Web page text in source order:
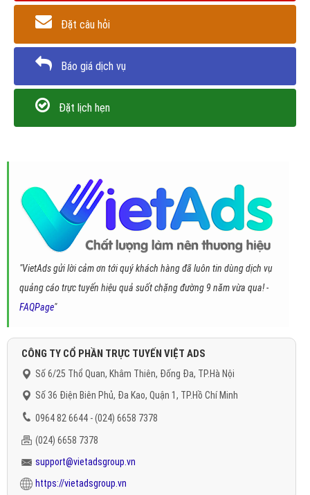
Đặt câu hỏi
Báo giá dịch vụ
Đặt lịch hẹn
"VietAds gửi lời cảm ơn tới quý khách hàng đã luôn tin dùng dịch vụ
quảng cáo trực tuyến hiệu quả suốt chặng đường 9 năm vừa qua! -
FAQPage"
CÔNG TY CỔ PHẦN TRỰC TUYẾN VIỆT ADS
Số 6/25 Thổ Quan, Khâm Thiên, Đống Đa, TP.Hà Nội
Số 36 Điện Biên Phủ, Đa Kao, Quận 1, TP.Hồ Chí Minh
0964 82 6644 - (024) 6658 7378
(024) 6658 7378
support@vietadsgroup.vn
https://vietadsgroup.vn